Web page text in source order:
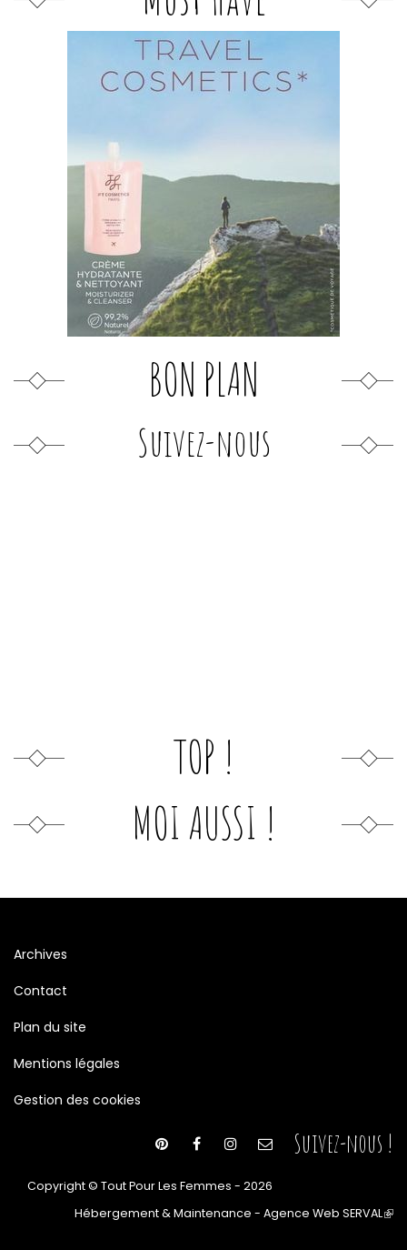
BON PLAN
Suivez-nous
TOP !
MOI AUSSI !
Archives
Contact
Plan du site
Mentions légales
Gestion des cookies
Suivez-nous !
Copyright © Tout Pour Les Femmes - 2026
Hébergement & Maintenance - Agence Web SERVAL(le